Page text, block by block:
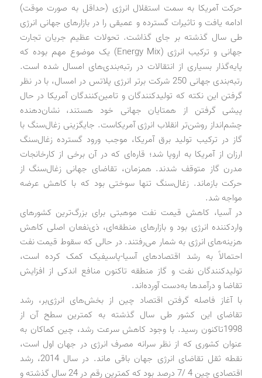
حرکت آمریکا به سمت استقلال انرژی (حداقل به صورت موقت)
ادامه یافت و تاثیرات گسترده و عمیقی را در بازارهای جهانی انرژی
طی سال گذشته بر جای گذاشت. تحولات عظیم جریان تجارت
جهانی و ترکیب انرژی (Energy Mix) یک موضوع مهم بوده که
پایه‌گذار بسیاری از انتقالات در رتبه‌بندی‌های امسال شده است.
رتبه‌بندی جهانی 250 شرکت برتر انرژی پلاتس در امسال، با در نظر
گرفتن این نکته که تولیدکنندگان و تامین‌کنندگان آمریکا در حال
پیشی گرفتن از همتایان جهانی خود هستند، نشان‌دهنده
چشم‌انداز روشن‌تر انقلاب انرژی آمریکاست. جایگزینی زغال‌سنگ با
گاز در ترکیب تولید برق آمریکا، موجب ورود گسترده زغال‌سنگ
ارزان از آمریکا به اروپا شد؛ قاره‌ای که در آن برخی از کارخانجات
مدرن گاز متوقف شدند. همزمان، تقاضای جهانی زغال‌سنگ از
حرکت بازماند. زغال‌سنگ تنها سوختی بود که با کاهش عرضه
مواجه شد.
در آسیا، کاهش قیمت نفت موهبتی برای بزرگ‌ترین کشورهای
واردکننده انرژی بود و بازارهای منطقه‌ای، ذی‌نفعان اصلی کاهش
هزینه‌های انرژی به شمار می‌رفتند. در حالی که سقوط قیمت نفت
احتمالاً به رشد اقتصادهای آسیا-‌پاسیفیک کمک کرده است،
تولیدکنندگان نفت و گاز منطقه تاکنون منافع اندکی از افزایش
تقاضا و درآمدها به‌دست آورده‌اند.
با آغاز فاصله گرفتن اقتصاد چین از بخش‌های انرژی‌بر، رشد
تقاضای این کشور طی سال گذشته به کمترین سطح آن از
1998تاکنون رسید. با وجود کاهش سرعت رشد، چین کماکان به
عنوان کشوری که از نظر سرانه مصرف انرژی در جهان اول است،
نقطه ثقل تقاضای انرژی جهان باقی ماند. در سال 2014، رشد
اقتصادی چین 4 /7 درصد بود که کمترین رقم در 24 سال گذشته و